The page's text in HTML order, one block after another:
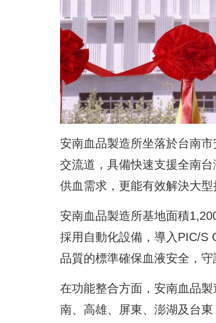
安南血品製造所坐落於台南
交流道，具備快速支援全南
供血需求，更能有效解決大
安南血品製造所基地面積
採用自動化設備，導入PIC/S
品質的標準確保血液安全，守
在功能整合方面，安南血品
南、高雄、屏東、澎湖及台